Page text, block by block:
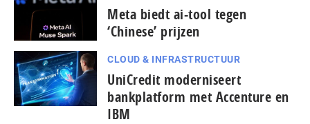
Meta biedt ai-tool tegen
‘Chinese’ prijzen
CLOUD & INFRASTRUCTUUR
UniCredit moderniseert
bankplatform met Accenture en
IBM